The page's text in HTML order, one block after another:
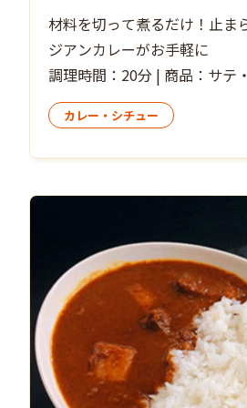
材料を切って煮るだけ！止ま
ジアンカレーがお手軽に
調理時間：20分 | 商品：サテ
カレー・シチュー